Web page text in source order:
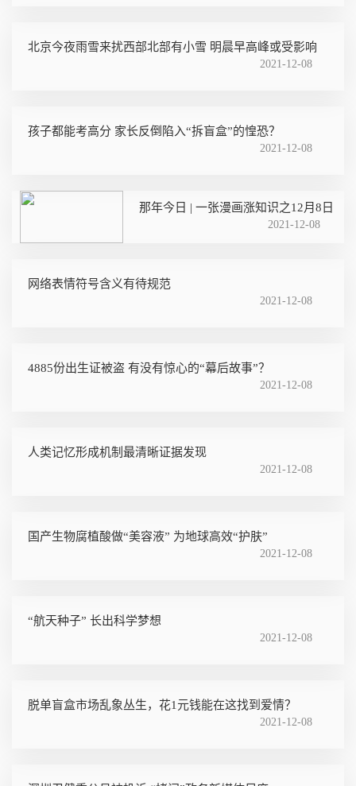
北京今夜雨雪来扰西部北部有小雪 明晨早高峰或受影响
2021-12-08
孩子都能考高分 家长反倒陷入“拆盲盒”的惶恐？
2021-12-08
那年今日 | 一张漫画涨知识之12月8日
2021-12-08
网络表情符号含义有待规范
2021-12-08
4885份出生证被盗 有没有惊心的“幕后故事”？
2021-12-08
人类记忆形成机制最清晰证据发现
2021-12-08
国产生物腐植酸做“美容液” 为地球高效“护肤”
2021-12-08
“航天种子” 长出科学梦想
2021-12-08
脱单盲盒市场乱象丛生，花1元钱能在这找到爱情？
2021-12-08